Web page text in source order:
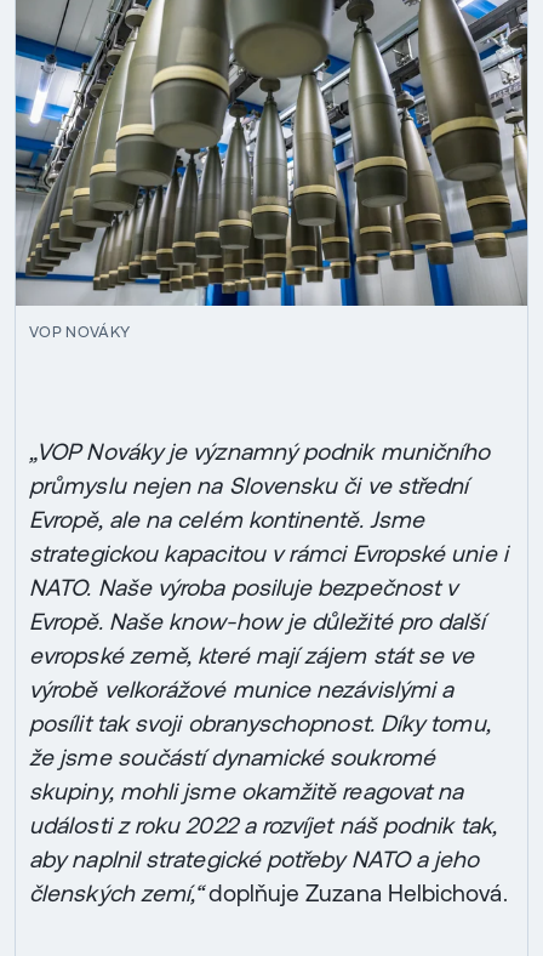
VOP NOVÁKY
„VOP Nováky je významný podnik muničního
průmyslu nejen na Slovensku či ve střední
Evropě, ale na celém kontinentě. Jsme
strategickou kapacitou v rámci Evropské unie i
NATO. Naše výroba posiluje bezpečnost v
Evropě. Naše know-how je důležité pro další
evropské země, které mají zájem stát se ve
výrobě velkorážové munice nezávislými a
posílit tak svoji obranyschopnost. Díky tomu,
že jsme součástí dynamické soukromé
skupiny, mohli jsme okamžitě reagovat na
události z roku 2022 a rozvíjet náš podnik tak,
aby naplnil strategické potřeby NATO a jeho
členských zemí,“doplňuje Zuzana Helbichová.